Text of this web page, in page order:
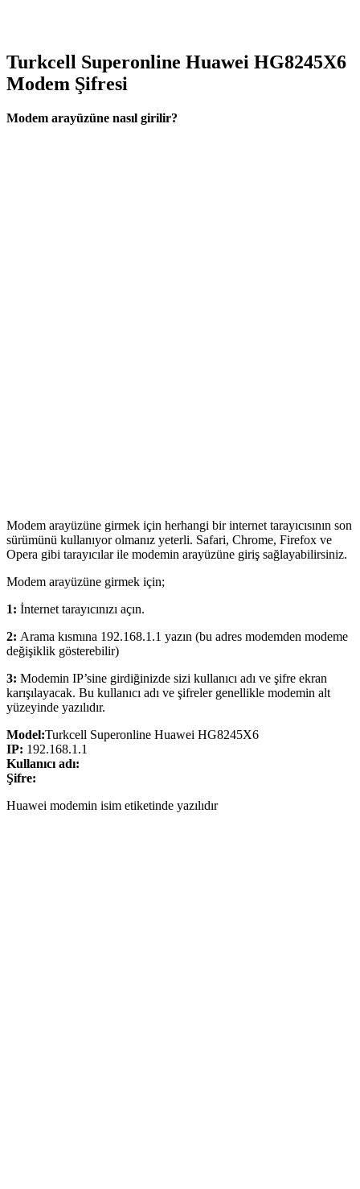
Turkcell Superonline Huawei HG8245X6
Modem Şifresi
Modem arayüzüne nasıl girilir?
Modem arayüzüne girmek için herhangi bir internet tarayıcısının son
sürümünü kullanıyor olmanız yeterli. Safari, Chrome, Firefox ve
Opera gibi tarayıcılar ile modemin arayüzüne giriş sağlayabilirsiniz.
Modem arayüzüne girmek için;
1: İnternet tarayıcınızı açın.
2: Arama kısmına 192.168.1.1 yazın (bu adres modemden modeme
değişiklik gösterebilir)
3: Modemin IP’sine girdiğinizde sizi kullanıcı adı ve şifre ekran
karışılayacak. Bu kullanıcı adı ve şifreler genellikle modemin alt
yüzeyinde yazılıdır.
Model:Turkcell Superonline Huawei HG8245X6
IP: 192.168.1.1
Kullanıcı adı:
Şifre:
Huawei modemin isim etiketinde yazılıdır